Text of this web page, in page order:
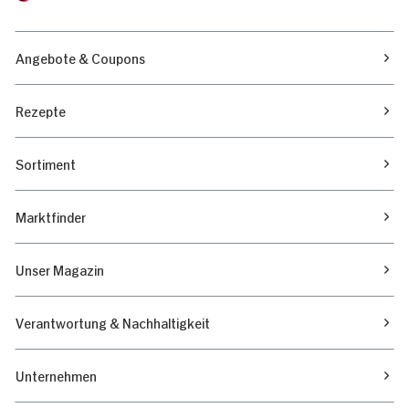
Angebote & Coupons
Rezepte
Sortiment
Marktfinder
Unser Magazin
Verantwortung & Nachhaltigkeit
Unternehmen